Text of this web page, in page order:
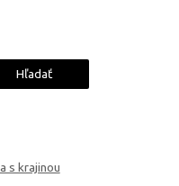
s krajinou